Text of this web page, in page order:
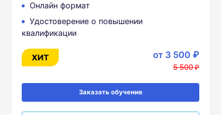
Онлайн формат
Удостоверение о повышении
квалификации
от 3 500 ₽
5 500 ₽
Заказать обучение